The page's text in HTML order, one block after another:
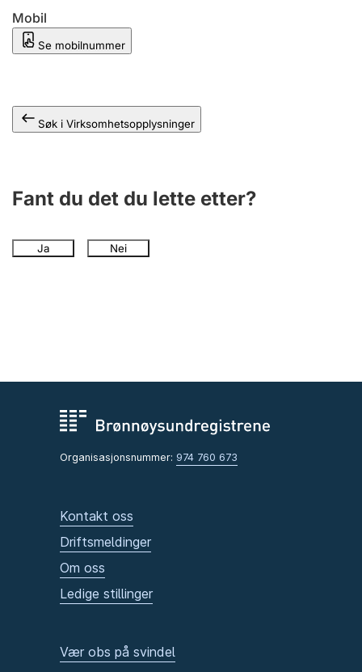
Mobil
Se mobilnummer
Søk i Virksomhetsopplysninger
Fant du det du lette etter?
Ja Nei
Organisasjonsnummer: 974 760 673
Kontakt oss
Driftsmeldinger
Om oss
Ledige stillinger
Vær obs på svindel